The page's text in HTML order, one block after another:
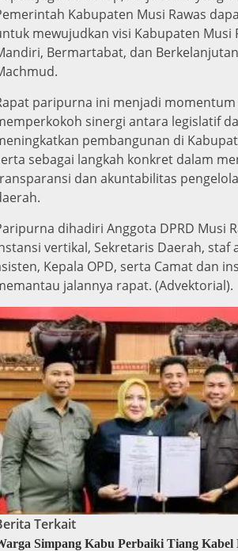
Kabupaten Musi Rawas
mewujudkan visi Kabupaten Musi
Bermartabat, dan
paripurna ini menjadi
sinergi antara legislatif
pembangunan di
sebagai langkah konkret dalam
dan akuntabilitas
dihadiri Anggota DPRD Musi
vertikal, Sekretaris Daerah, staf
Kepala OPD, serta Camat dan
jalannya rapat. (Advektorial).
Terkait
Simpang Kabu Perbaiki Tiang Kabel